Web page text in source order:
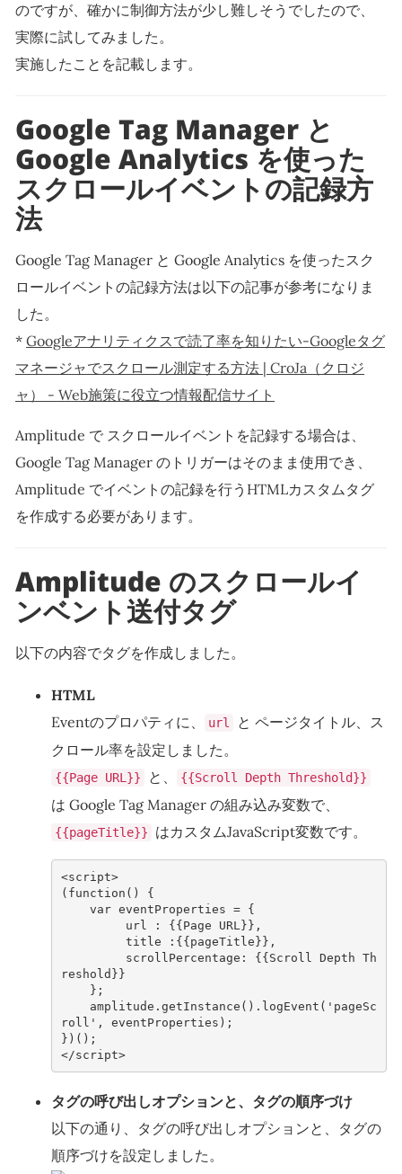
のですが、確かに制御方法が少し難しそうでしたので、
実際に試してみました。
実施したことを記載します。
Google Tag Manager と
Google Analytics を使った
スクロールイベントの記録方
法
Google Tag Manager と Google Analytics を使ったスク
ロールイベントの記録方法は以下の記事が参考になりま
した。
* Googleアナリティクスで読了率を知りたい-Googleタグ
マネージャでスクロール測定する方法 | CroJa（クロジ
ャ） - Web施策に役立つ情報配信サイト
Amplitude で スクロールイベントを記録する場合は、
Google Tag Manager のトリガーはそのまま使用でき、
Amplitude でイベントの記録を行うHTMLカスタムタグ
を作成する必要があります。
Amplitude のスクロールイ
ンベント送付タグ
以下の内容でタグを作成しました。
HTML
Eventのプロパティに、
url
と ページタイトル、ス
クロール率を設定しました。
{{Page URL}} と、 {{Scroll Depth Threshold}}
は Google Tag Manager の組み込み変数で、
{{pageTitle}} はカスタムJavaScript変数です。
<script>
( function ()
{
var eventProperties =
{
url
: {{Page URL }},
title
: {{pageTitle}},
scrollPercentage : {{Scroll Depth Th
reshold }}
};
amplitude . getInstance (). logEvent ( 'pageSc
roll' , eventProperties );
})();
</script>
タグの呼び出しオプションと、タグの順序づけ
以下の通り、タグの呼び出しオプションと、タグの
順序づけを設定しました。